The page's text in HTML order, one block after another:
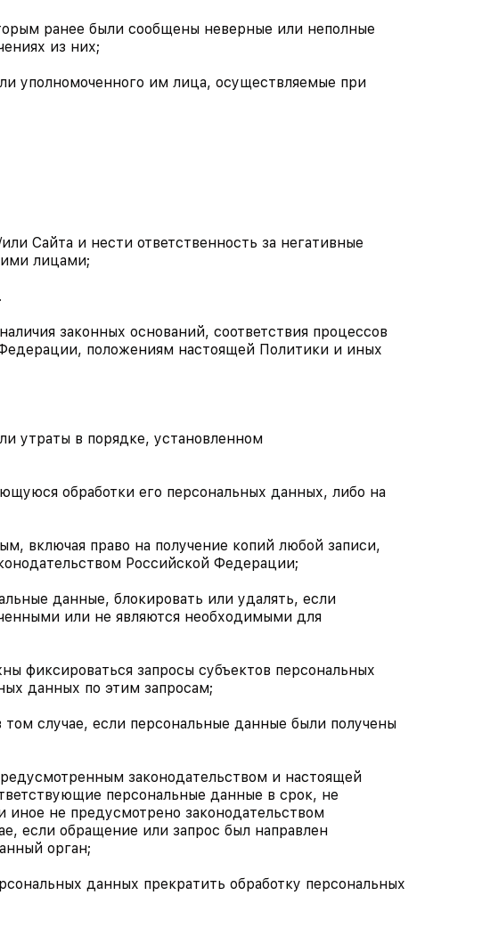
ранее были сообщены неверные или неполные
из них;
уполномоченного им лица, осуществляемые при
Сайта и нести ответственность за негативные
лицами;
законных оснований, соответствия процессов
положениям настоящей Политики и иных
утраты в порядке, установленном
обработки его персональных данных, либо на
включая право на получение копий любой записи,
Российской Федерации;
данные, блокировать или удалять, если
или не являются необходимыми для
фиксироваться запросы субъектов персональных
данных по этим запросам;
случае, если персональные данные были получены
законодательством и настоящей
персональные данные в срок, не
не предусмотрено законодательством
если обращение или запрос был направлен
орган;
данных прекратить обработку персональных